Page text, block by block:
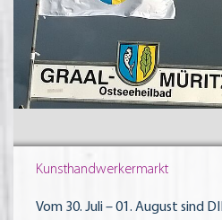
Kunsthandwerkermarkt
Vom 30. Juli – 01. August sind